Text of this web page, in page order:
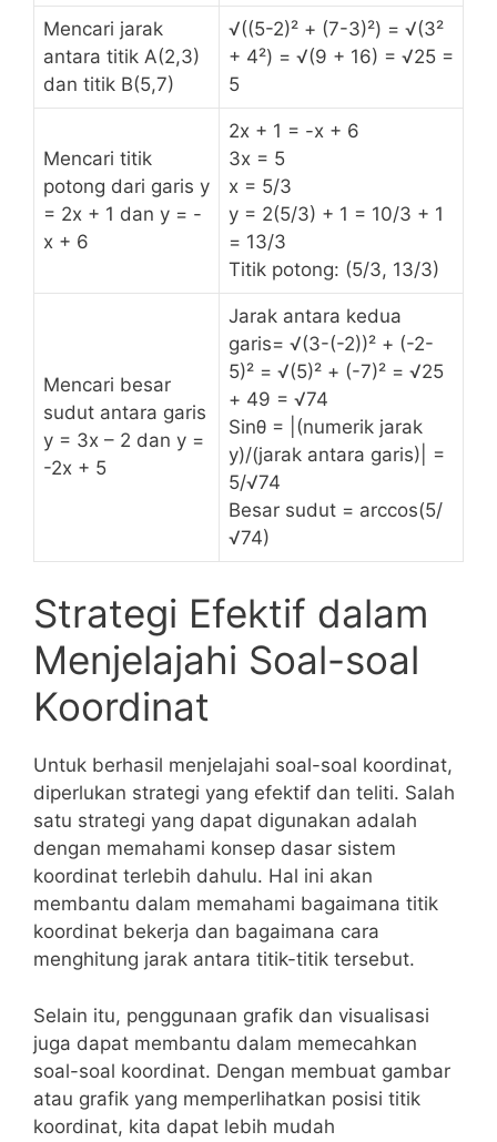
Mencari jarak
antara titik A(2,3)
dan ⁤titik B(5,7)
√((5-2)² ⁢+ (7-3)²) = ⁣√(3²
+‌ 4²) = √(9⁢ + 16) = √25 =
5
Mencari titik
⁢potong dari​ garis y⁤
= 2x ⁢+ 1 dan y⁣ = -
x + 6
2x + 1 ⁢= -x⁢ + 6
3x = 5
x ⁤= ⁢5/3
y = 2(5/3) +⁢ 1 = 10/3 +⁤ 1
= 13/3
Titik⁤ potong:‍ (5/3, 13/3)
Mencari besar
⁢sudut antara garis
⁢y = 3x⁤ – 2 dan y⁢ =
-2x + 5
Jarak antara kedua
garis= √(3-(-2))² + (-2-
5)² = ‌√(5)² + (-7)² ⁣= ​√25
+ 49 ‍= ⁣√74
Sinθ‍ = |(numerik ‍jarak
y)/(jarak ⁤antara‌ garis)| =
5/√74
Besar sudut = arccos(5/
√74)
Strategi Efektif dalam
Menjelajahi Soal-soal
Koordinat
Untuk berhasil menjelajahi soal-soal koordinat,
diperlukan strategi​ yang efektif dan‍ teliti. Salah
satu strategi yang dapat digunakan adalah⁣
dengan memahami konsep‌ dasar sistem
koordinat terlebih dahulu. Hal ini akan
⁣membantu dalam memahami bagaimana titik
koordinat​ bekerja dan bagaimana ​cara
menghitung jarak antara titik-titik tersebut.
Selain itu, penggunaan grafik dan visualisasi
juga​ dapat membantu dalam⁤ memecahkan
soal-soal koordinat. Dengan‌ membuat gambar
atau​ grafik ​yang memperlihatkan posisi ⁣titik ​
koordinat,​ kita dapat lebih mudah